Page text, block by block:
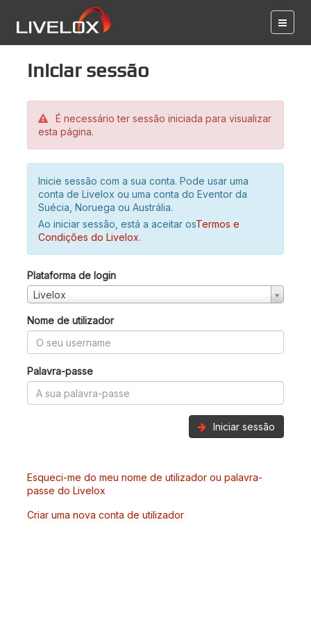
Iniciar sessão
É necessário ter sessão iniciada para visualizar
esta página.
Inicie sessão com a sua conta. Pode usar uma
conta de Livelox ou uma conta do Eventor da
Suécia, Noruega ou Austrália.
Ao iniciar sessão, está a aceitar osTermos e
Condições do Livelox.
Plataforma de login
Livelox
Nome de utilizador
Palavra-passe
Iniciar sessão
Esqueci-me do meu nome de utilizador ou palavra-
passe do Livelox
Criar uma nova conta de utilizador